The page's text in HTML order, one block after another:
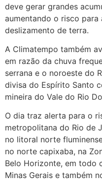
deve gerar grandes
aumentando o risco para
deslizamento de terra.
A Climatempo também
em razão da chuva
serrana e o noroeste do
divisa do Espírito Santo
mineira do Vale do Rio
O dia traz alerta para o
metropolitana do Rio de
no litoral norte
no norte capixaba, na
Belo Horizonte, em todo
Minas Gerais e também